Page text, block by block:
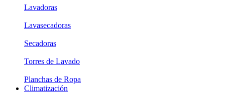
Lavadoras
Lavasecadoras
Secadoras
Torres de Lavado
Planchas de Ropa
Climatización